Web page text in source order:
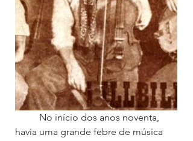
havia uma grande febre de música